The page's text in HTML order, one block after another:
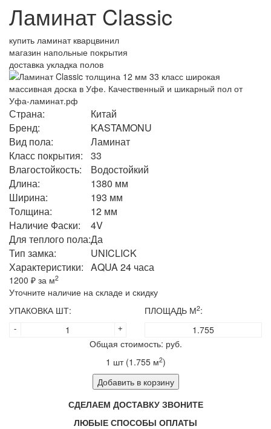
Ламинат Classic
купить ламинат кварцвинил
магазин напольные покрытия
доставка укладка полов
Страна:
Китай
Бренд:
KASTAMONU
Вид пола:
Ламинат
Класс покрытия:
33
Влагостойкость:
Водостойкий
Длина:
1380 мм
Ширина:
193 мм
Толщина:
12 мм
Наличие Фаски:
4V
Для теплого пола:Да
Тип замка:
UNICLICK
Характеристики: AQUA 24 часа
1200 ₽ за м2
Уточните наличие на складе и скидку
УПАКОВКА ШТ:
+
-
ПЛОЩАДЬ М2:
Общая стоимость: руб.
1 шт (1.755м2)
Добавить в корзину
СДЕЛАЕМ ДОСТАВКУ ЗВОНИТЕ
ЛЮБЫЕ СПОСОБЫ ОПЛАТЫ